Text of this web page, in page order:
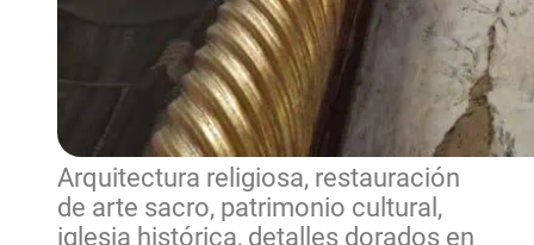
Arquitectura religiosa, restauración
de arte sacro, patrimonio cultural,
iglesia histórica, detalles dorados en